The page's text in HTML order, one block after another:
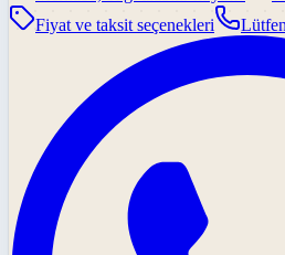
Fiyat ve taksit seçenekleri